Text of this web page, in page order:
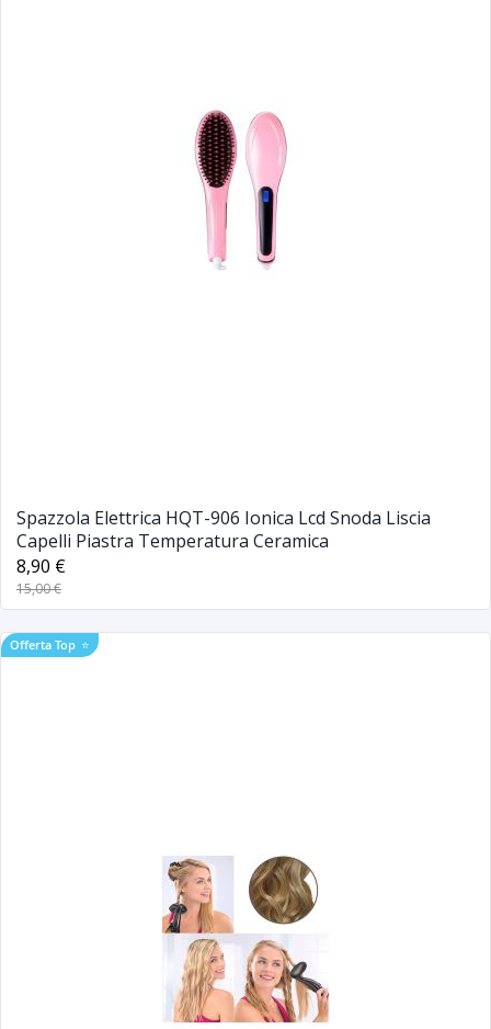
Spazzola Elettrica HQT-906 Ionica Lcd Snoda Liscia
Capelli Piastra Temperatura Ceramica
8,90 €
15,00 €
Offerta Top ⭐